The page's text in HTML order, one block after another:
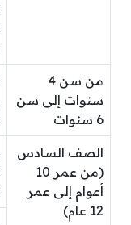
من سن 4
سنوات إلى سن
6 سنوات
الصف السادس
(من عمر 10
أعوام إلى عمر
12 عام)